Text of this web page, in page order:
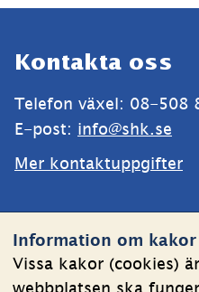
Information om kakor
Vissa kakor (cookies)
webbplatsen ska
Kontakta oss
Telefon växel: 08-508
E-post: info@shk.se
Mer kontaktuppgifter
Om kakor